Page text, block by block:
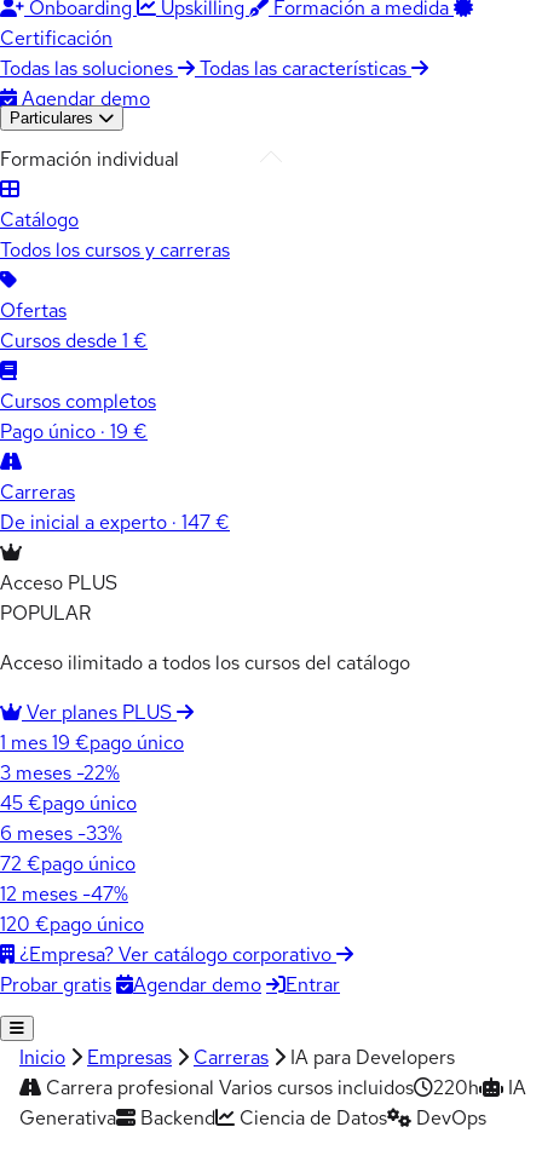
Onboarding
Upskilling
Formación a medida
Certificación
Todas las soluciones
Todas las características
Agendar demo
Particulares
Formación individual
Catálogo
Todos los cursos y carreras
Ofertas
Cursos desde 1 €
Cursos completos
Pago único · 19 €
Carreras
De inicial a experto · 147 €
Acceso PLUS
POPULAR
Acceso ilimitado a todos los cursos del catálogo
Ver planes PLUS
1 mes19 €pago único
3 meses -22%
45 €pago único
6 meses -33%
72 €pago único
12 meses -47%
120 €pago único
¿Empresa? Ver catálogo corporativo
Probar gratis
Agendar demo Entrar
Inicio Empresas Carreras
IA para Developers
Carrera profesional Varios cursos incluidos 220h
IA
Generativa
Backend Ciencia de Datos DevOps